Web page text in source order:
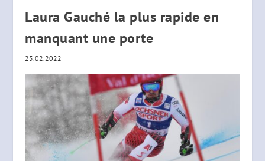
Laura Gauché la plus rapide en
manquant une porte
25.02.2022